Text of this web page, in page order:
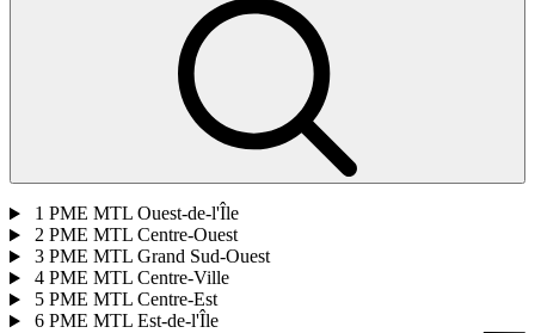
1 PME MTL Ouest-de-l'Île
2 PME MTL Centre-Ouest
3 PME MTL Grand Sud-Ouest
4 PME MTL Centre-Ville
5 PME MTL Centre-Est
6 PME MTL Est-de-l'Île